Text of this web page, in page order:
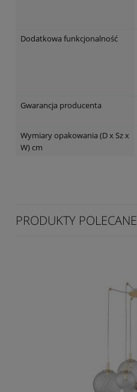
Dodatkowa funkcjonalność
Gwarancja producenta
Wymiary opakowania (D x Sz x
W) cm
PRODUKTY POLECANE